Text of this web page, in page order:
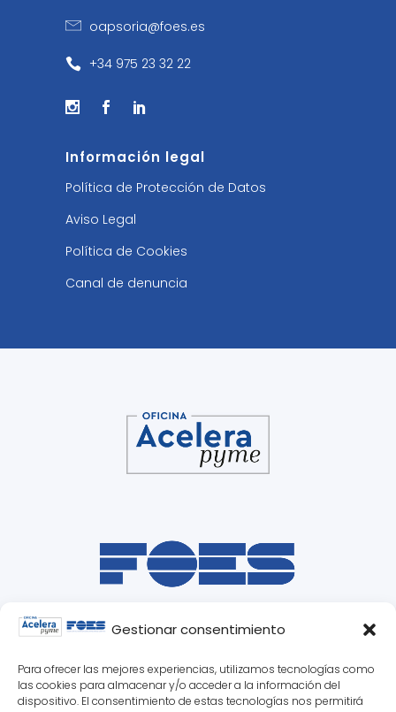
Gestionar consentimiento
Para ofrecer las mejores experiencias, utilizamos tecnologías como
las cookies para almacenar y/o acceder a la información del
dispositivo. El consentimiento de estas tecnologías nos permitirá
oapsoria@foes.es
+34 975 23 32 22
Información legal
Política de Protección de Datos
Aviso Legal
Política de Cookies
Canal de denuncia